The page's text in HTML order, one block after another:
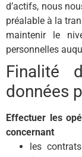
d’actifs, nous
préalable à la
maintenir le
personnelles
Finalité
données
Effectuer les
concernant
les